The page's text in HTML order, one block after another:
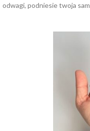
odwagi, podniesie twoja